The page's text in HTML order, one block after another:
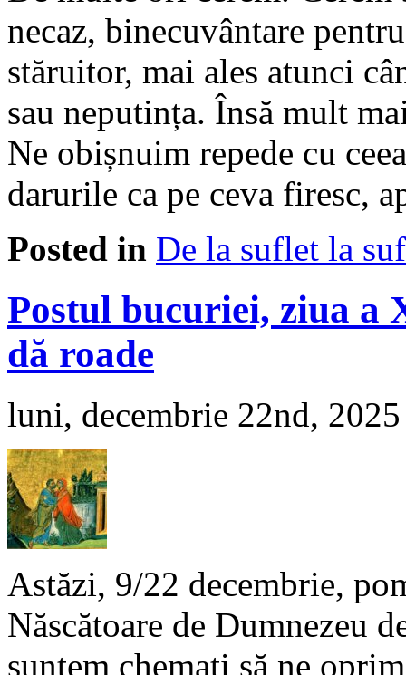
necaz, binecuvântare
stăruitor, mai ales atunci
sau neputința. Însă mult
Ne obișnuim repede cu
darurile ca pe ceva firesc,
Posted in De la suflet la
Postul bucuriei, ziua a
dă roade
luni, decembrie 22nd, 2025
Astăzi, 9/22 decembrie,
Născătoare de Dumnezeu
suntem chemați să ne